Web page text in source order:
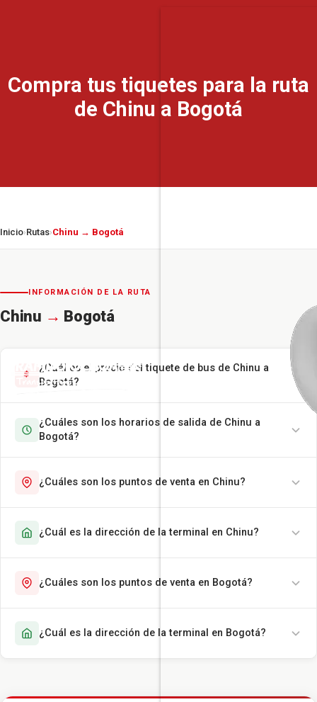
Compra tus tiquetes para la ruta
de Chinu a Bogotá
Inicio›Rutas›Chinu → Bogotá
INFORMACIÓN DE LA RUTA
Chinu → Bogotá
¿Cuál es el precio del tiquete de bus de Chinu a
Bogotá?
¿Cuáles son los horarios de salida de Chinu a
Bogotá?
¿Cuáles son los puntos de venta en Chinu?
¿Cuál es la dirección de la terminal en Chinu?
¿Cuáles son los puntos de venta en Bogotá?
¿Cuál es la dirección de la terminal en Bogotá?